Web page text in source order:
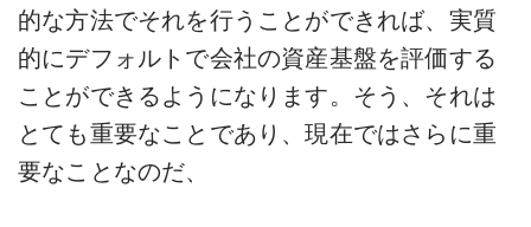
的な方法でそれを行うことができれば、実質
的にデフォルトで会社の資産基盤を評価する
ことができるようになります。そう、それは
とても重要なことであり、現在ではさらに重
要なことなのだ、